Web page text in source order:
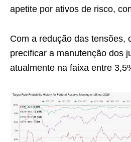
apetite por ativos de risco,
Com a redução das tensões,
precificar a manutenção dos
atualmente na faixa entre